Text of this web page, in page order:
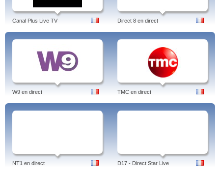
Canal Plus Live TV Direct 8 en direct
W9 en direct TMC en direct
NT1 en direct D17 - Direct Star Live